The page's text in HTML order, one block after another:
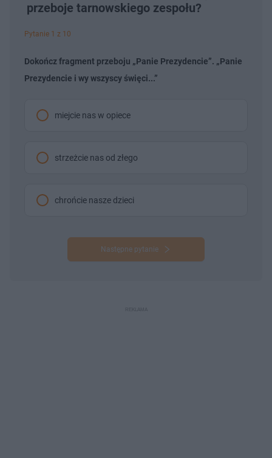
przeboje tarnowskiego zespołu?
Pytanie 1 z 10
Dokończ fragment przeboju „Panie Prezydencie”. „Panie
Prezydencie i wy wszyscy święci...”
miejcie nas w opiece
strzeżcie nas od złego
chrońcie nasze dzieci
Następne pytanie